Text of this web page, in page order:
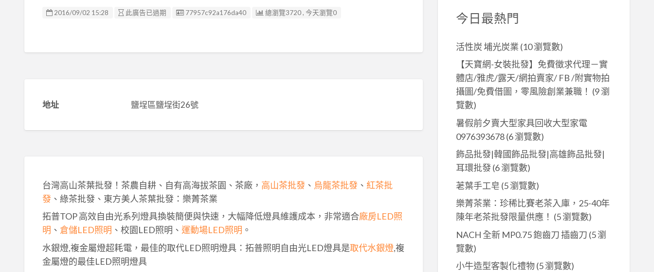
2016/09/02 15:28 此廣告已過期 廣告编號
77957c92a176da40 總瀏覽3720 , 今天瀏覽0
地址 鹽埕區鹽埕街26號
台灣高山茶葉批發！茶農自耕、自有高海拔茶園、茶廠， 高山茶批發、 烏龍茶批發、 紅茶批
發、綠茶批發、東方美人茶葉批發：樂菁茶業
拓普TOP 高效自由光系列燈具換裝簡便與快速，大幅降低燈具維護成本，非常適合廠房LED照
明 、 倉儲LED照明 、校園LED照明、 運動場LED照明 。
水銀燈,複金屬燈超耗電，最佳的取代LED照明燈具：拓普照明自由光LED燈具是取代水銀燈,複
金屬燈的最佳LED照明燈具
今日最熱門
活性炭 埔光炭業 (10 瀏覽數)
【天寶網-女裝批發】免費徵求代理－實
體店/雅虎/露天/網拍賣家/ FB /附實物拍
攝圖/免費借圖，零風險創業兼職！ (9 瀏
覽數)
暑假前夕賣大型家具回收大型家電
0976393678(6 瀏覽數)
飾品批發|韓國飾品批發|高雄飾品批發|
耳環批發(6 瀏覽數)
荖葉手工皂 (5 瀏覽數)
樂菁茶業：珍稀比賽老茶入庫，25-40年
陳年老茶批發限量供應！ (5 瀏覽數)
NACH 全新 MP0.75 鉋齒刀 插齒刀 (5 瀏
覽數)
小牛造型客製化禮物 (5 瀏覽數)